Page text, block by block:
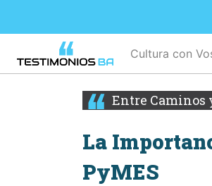
Cultura con
Entre Caminos
La
PyMES